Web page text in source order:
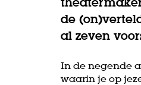
de
al zeven
In de negende
waarin je op